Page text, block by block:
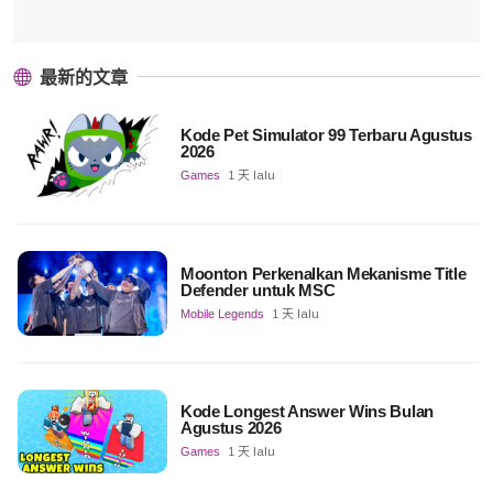
最新的文章
Kode Pet Simulator 99 Terbaru Agustus
2026
Games 1 天 lalu
Moonton Perkenalkan Mekanisme Title
Defender untuk MSC
Mobile Legends 1 天 lalu
Kode Longest Answer Wins Bulan
Agustus 2026
Games 1 天 lalu